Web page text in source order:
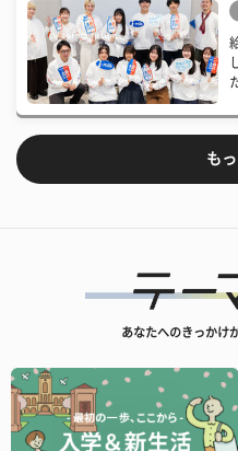
も
あなたへのきっかけ